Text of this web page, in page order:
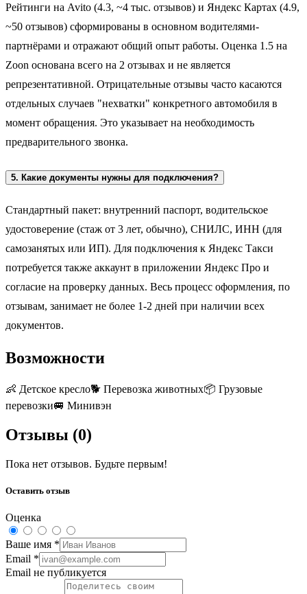
Рейтинги на Avito (4.3, ~4 тыс. отзывов) и Яндекс Картах (4.9,
~50 отзывов) сформированы в основном водителями-
партнёрами и отражают общий опыт работы. Оценка 1.5 на
Zoon основана всего на 2 отзывах и не является
репрезентативной. Отрицательные отзывы часто касаются
отдельных случаев "нехватки" конкретного автомобиля в
момент обращения. Это указывает на необходимость
предварительного звонка.
5. Какие документы нужны для подключения?
Стандартный пакет: внутренний паспорт, водительское
удостоверение (стаж от 3 лет, обычно), СНИЛС, ИНН (для
самозанятых или ИП). Для подключения к Яндекс Такси
потребуется также аккаунт в приложении Яндекс Про и
согласие на проверку данных. Весь процесс оформления, по
отзывам, занимает не более 1-2 дней при наличии всех
документов.
Возможности
👶 Детское кресло🐕 Перевозка животных📦 Грузовые
перевозки🚐 Минивэн
Отзывы (0)
Пока нет отзывов. Будьте первым!
Оставить отзыв
Оценка
Ваше имя *
Email *
Email не публикуется